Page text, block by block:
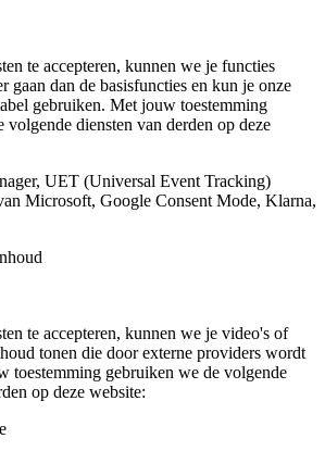
te accepteren, kunnen we je functies
gaan dan de basisfuncties en kun je onze
gebruiken. Met jouw toestemming
volgende diensten van derden op deze
UET (Universal Event Tracking)
Microsoft, Google Consent Mode, Klarna,
te accepteren, kunnen we je video's of
tonen die door externe providers wordt
toestemming gebruiken we de volgende
op deze website: